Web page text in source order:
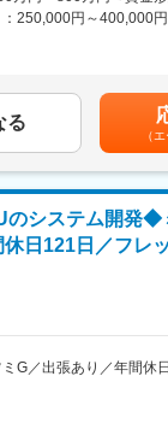
成：
計を担当。
同じ係のメンバーがい
す。
力：
自社工場を持たず関係
コミュニケーション力を
最適化 等
：
わった製品が搭載された
ーバーヘッドコンソール
製品とミネベアミツミ
される製品とをあわせ
も魅力です。
の未来を見据えた製品
先への訪問、展示会、セ
：250,000円～400,000
る
（
のシステム開発
休日121日／フレ
ミG／出張あり／年間休